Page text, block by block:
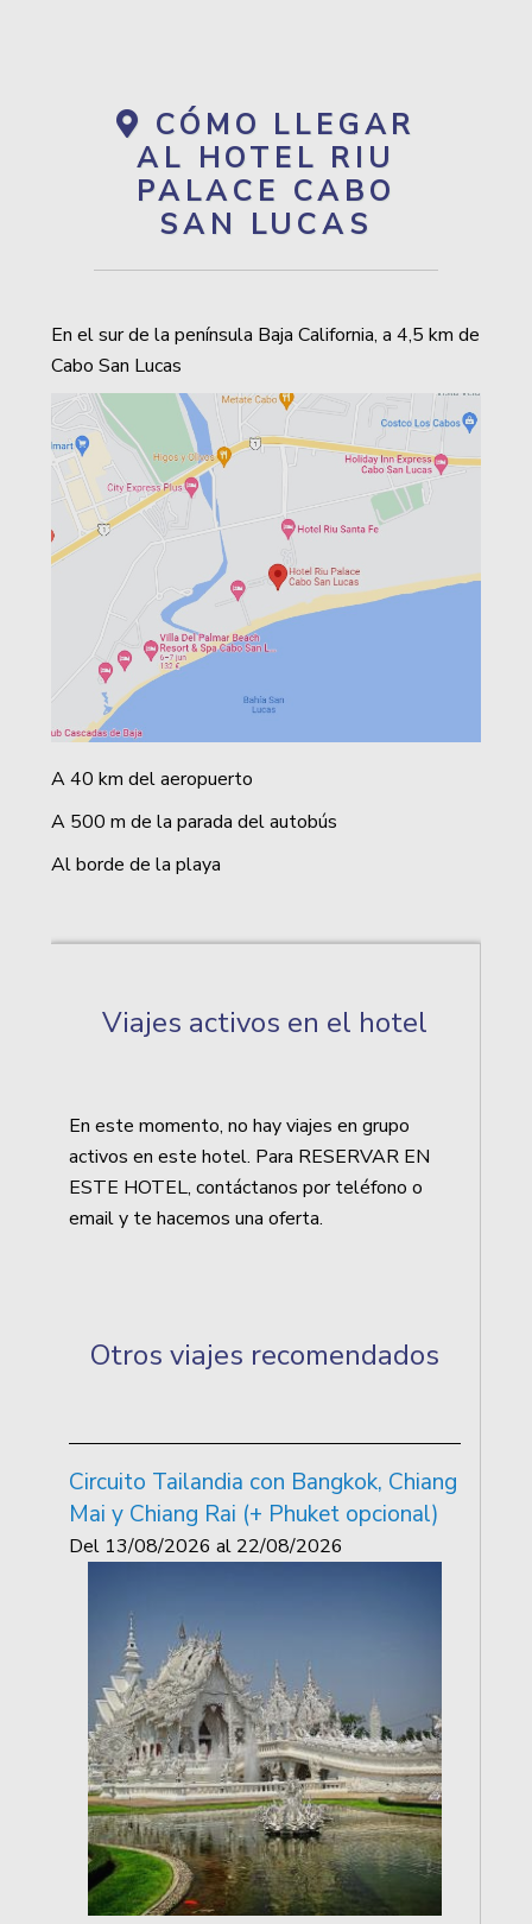
CÓMO LLEGAR
AL HOTEL RIU
PALACE CABO
SAN LUCAS
En el sur de la península Baja California, a 4,5 km de
Cabo San Lucas
A 40 km del aeropuerto
A 500 m de la parada del autobús
Al borde de la playa
Viajes activos en el hotel
En este momento, no hay viajes en grupo
activos en este hotel. Para RESERVAR EN
ESTE HOTEL, contáctanos por teléfono o
email y te hacemos una oferta.
Otros viajes recomendados
Circuito Tailandia con Bangkok, Chiang
Mai y Chiang Rai (+ Phuket opcional)
Del 13/08/2026 al 22/08/2026